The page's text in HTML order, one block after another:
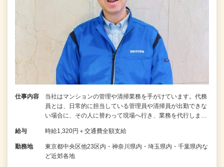
仕事内容
当社はマンションの管理や清掃業務を手がけています。代務
員とは、日常的に担当している管理員や清掃員が出勤できな
い場合に、その人に替わって現場へ行き、業務を代行しま…
給与 時給1,320円＋交通費全額支給
勤務地
東京都中央区他23区内・神奈川県内・埼玉県内・千葉県内な
ど近郊各地